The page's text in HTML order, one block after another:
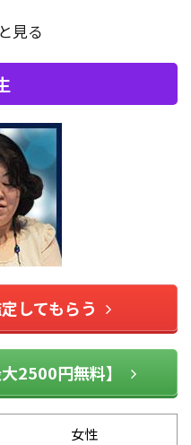
見る
してもらう
2500円無料】
女性